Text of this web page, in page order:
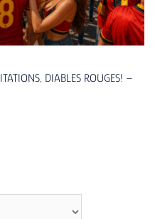
DIABLES ROUGES! –